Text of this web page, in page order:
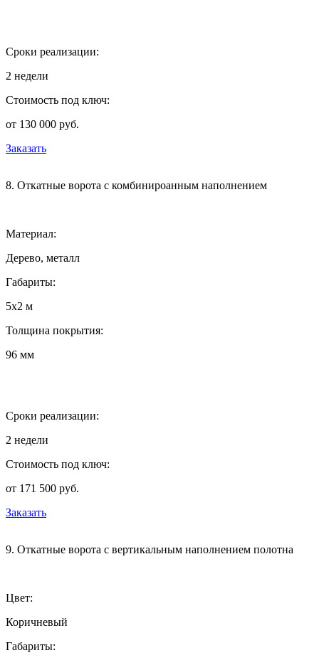
Сроки реализации:
2 недели
Стоимость под ключ:
от 130 000 руб.
Заказать
8. Откатные ворота с комбинироанным наполнением
Материал:
Дерево, металл
Габариты:
5х2 м
Толщина покрытия:
96 мм
Сроки реализации:
2 недели
Стоимость под ключ:
от 171 500 руб.
Заказать
9. Откатные ворота с вертикальным наполнением полотна
Цвет:
Коричневый
Габариты: